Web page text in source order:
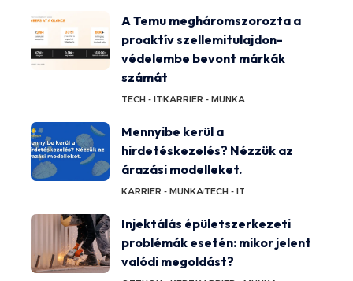
A Temu megháromszorozta a
proaktív szellemitulajdon-
védelembe bevont márkák
számát
TECH - ITKARRIER - MUNKA
Mennyibe kerül a
hirdetéskezelés? Nézzük az
árazási modelleket.
KARRIER - MUNKATECH - IT
Injektálás épületszerkezeti
problémák esetén: mikor jelent
valódi megoldást?